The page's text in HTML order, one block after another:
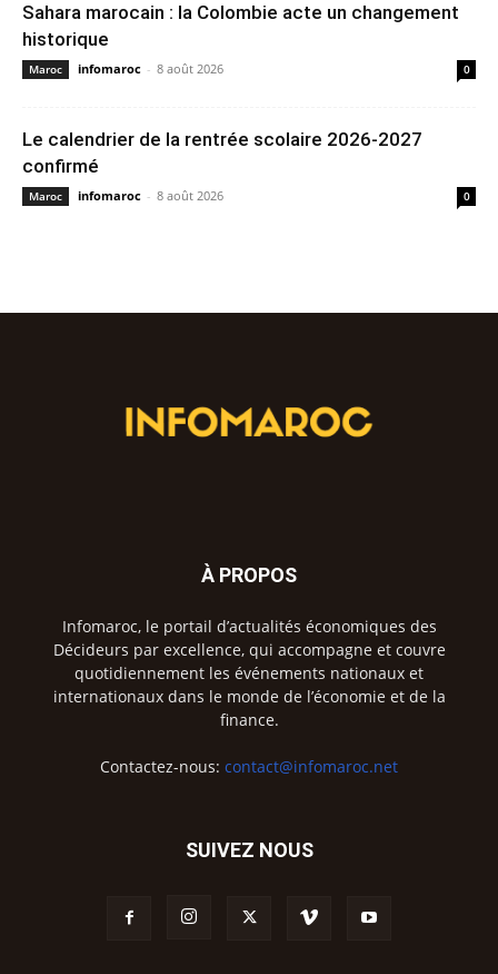
Sahara marocain : la Colombie acte un changement
historique
Maroc infomaroc - 8 août 2026 0
Le calendrier de la rentrée scolaire 2026-2027
confirmé
Maroc infomaroc - 8 août 2026 0
À PROPOS
Infomaroc, le portail d’actualités économiques des
Décideurs par excellence, qui accompagne et couvre
quotidiennement les événements nationaux et
internationaux dans le monde de l’économie et de la
finance.
Contactez-nous: contact@infomaroc.net
SUIVEZ NOUS